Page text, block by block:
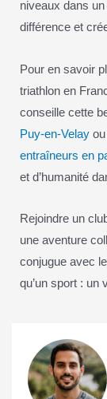
niveaux dans
différence et
Pour en savoir
triathlon en
conseille cette
Puy-en-Velayou
entraîneurs en
et d’humanité
Rejoindre un
une aventure
conjugue avec
qu’un sport : un